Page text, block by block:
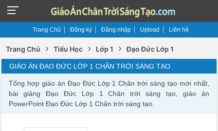
Trang Chủ Đăng ký Đăng nhập Upload Liên hệ
Trang Chủ › Tiểu Học › Lớp 1 › Đạo Đức Lớp 1
GIÁO ÁN ĐẠO ĐỨC LỚP 1 CHÂN TRỜI SÁNG TẠO
Tổng hợp giáo án Đạo Đức Lớp 1 Chân trời sáng tạo mới nhất,
bài giảng Đạo Đức Lớp 1 Chân trời sáng tạo, giáo án
PowerPoint Đạo Đức Lớp 1 Chân trời sáng tạo.